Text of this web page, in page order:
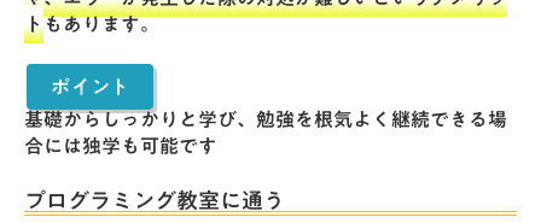
トもあります。
ポイント
基礎からしっかりと学び、勉強を根気よく継続できる場
合には独学も可能です
プログラミング教室に通う